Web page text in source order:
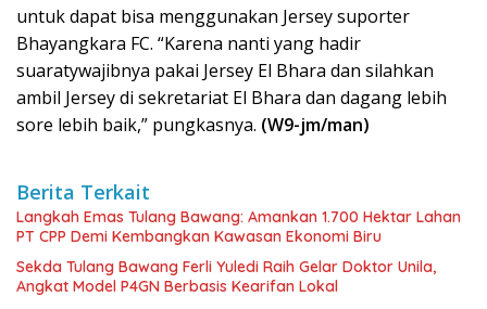
untuk dapat bisa menggunakan Jersey suporter
Bhayangkara FC. “Karena nanti yang hadir
suaratywajibnya pakai Jersey El Bhara dan silahkan
ambil Jersey di sekretariat El Bhara dan dagang lebih
sore lebih baik,” pungkasnya. (W9-jm/man)
Berita Terkait
Langkah Emas Tulang Bawang: Amankan 1.700 Hektar Lahan
PT CPP Demi Kembangkan Kawasan Ekonomi Biru
Sekda Tulang Bawang Ferli Yuledi Raih Gelar Doktor Unila,
Angkat Model P4GN Berbasis Kearifan Lokal